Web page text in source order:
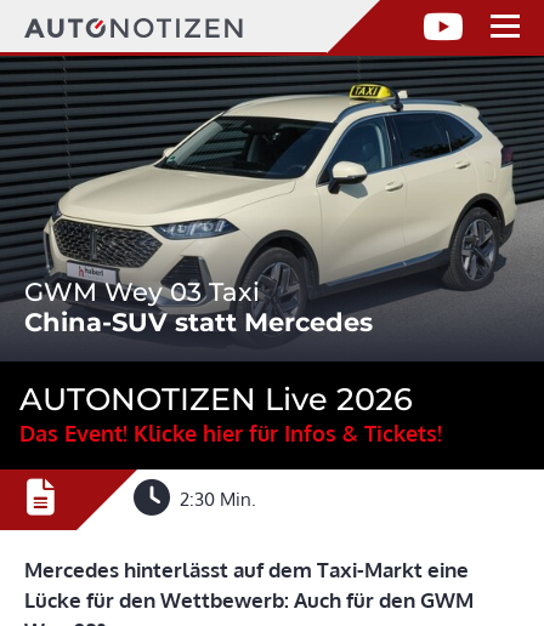
GWM Wey 03 Taxi
China-SUV statt Mercedes
AUTONOTIZEN Live 2026
Das Event! Klicke hier für Infos & Tickets!
2:30 Min.
Mercedes hinterlässt auf dem Taxi-Markt eine
Lücke für den Wettbewerb: Auch für den GWM